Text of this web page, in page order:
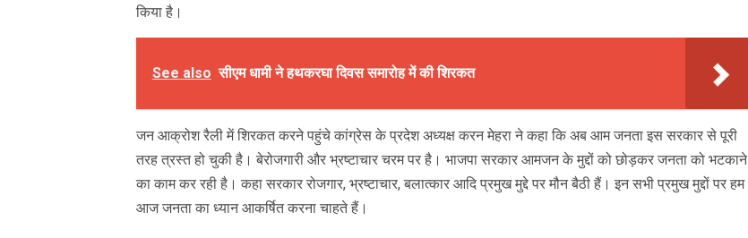
किया है।
See also सीएम धामी ने हथकरघा दिवस समारोह में की शिरकत
जन आक्रोश रैली में शिरकत करने पहुंचे कांग्रेस के प्रदेश अध्यक्ष करन मेहरा ने कहा कि अब आम जनता इस सरकार से पूरी
तरह त्रस्त हो चुकी है। बेरोजगारी और भ्रष्टाचार चरम पर है। भाजपा सरकार आमजन के मुद्दों को छोड़कर जनता को भटकाने
का काम कर रही है। कहा सरकार रोजगार, भ्रष्टाचार, बलात्कार आदि प्रमुख मुद्दे पर मौन बैठी हैं। इन सभी प्रमुख मुद्दों पर हम
आज जनता का ध्यान आकर्षित करना चाहते हैं।